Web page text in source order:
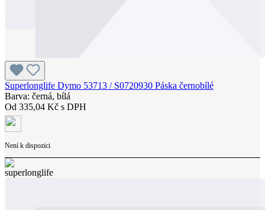
Superlonglife Dymo 53713 / S0720930 Páska černobílé
Barva: černá, bílá
Od 335,04 Kč s DPH
Není k dispozici